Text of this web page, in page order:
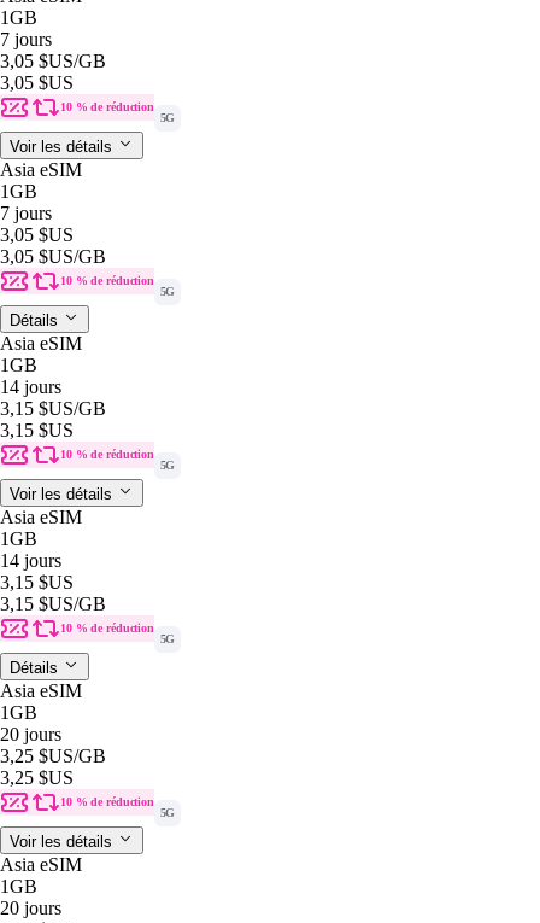
1GB
7 jours
3,05 $US/GB
3,05 $US
10 % de réduction
5G
Voir les détails
Asia eSIM
1GB
7 jours
3,05 $US
3,05 $US/GB
10 % de réduction
5G
Détails
Asia eSIM
1GB
14 jours
3,15 $US/GB
3,15 $US
10 % de réduction
5G
Voir les détails
Asia eSIM
1GB
14 jours
3,15 $US
3,15 $US/GB
10 % de réduction
5G
Détails
Asia eSIM
1GB
20 jours
3,25 $US/GB
3,25 $US
10 % de réduction
5G
Voir les détails
Asia eSIM
1GB
20 jours